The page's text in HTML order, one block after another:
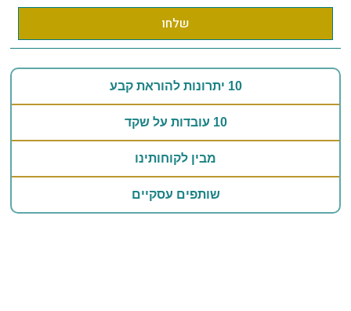
שלחו
10 יתרונות להוראת קבע
10 עובדות על שקד
מבין לקוחותינו
שותפים עסקיים